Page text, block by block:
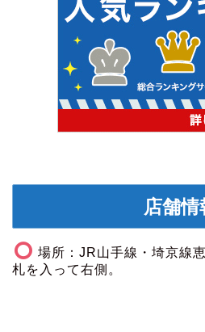
店舗情
場所：JR山手線・埼京線
札を入って右側。